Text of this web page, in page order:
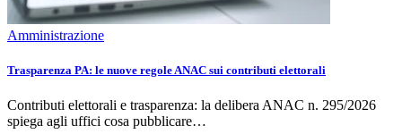
Amministrazione
Trasparenza PA: le nuove regole ANAC sui contributi elettorali
Contributi elettorali e trasparenza: la delibera ANAC n. 295/2026
spiega agli uffici cosa pubblicare…